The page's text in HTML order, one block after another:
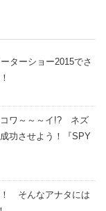
ターショー2015でさ
コワ～～～イ!? ネズ
功させよう！『SPY
！ そんなアナタには